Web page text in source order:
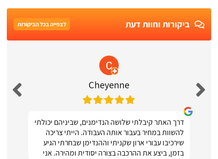
ביקורות וחוות דעת לצפייה בכל הביקורות
Cheyenne
דרך האתר קיבלתי שלושה הנדימנים, שביניהם יכולתי
להשוות במחיר בעבור אותה העבודה. הייתי צריכה
שירכיבו עבורי ארון שקניתי וההנדימן שבחרתי הגיע
בזמן, ביצע את ההרכבה בצורה יסודית ומהירה. אני